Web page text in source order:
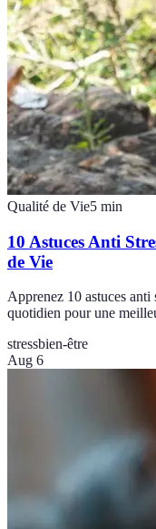
Qualité de Vie5 min
10 Astuces Anti
de Vie
Apprenez 10 astuces anti
quotidien pour une
stressbien-être
Aug 6